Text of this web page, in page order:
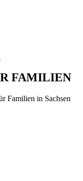
FAMILIEN
Familien in Sachsen